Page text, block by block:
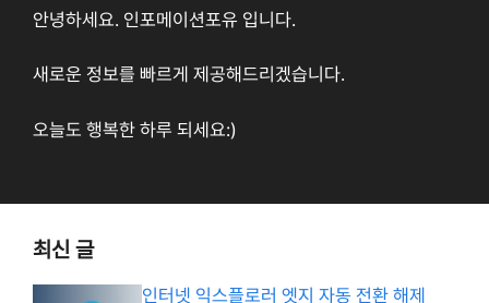
안녕하세요. 인포메이션포유 입니다.
새로운 정보를 빠르게 제공해드리겠습니다.
오늘도 행복한 하루 되세요:)
최신 글
인터넷 익스플로러 엣지 자동 전환 해제